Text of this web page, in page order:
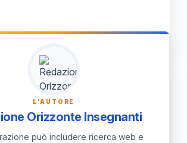
origini di Roma, riflettendo
come l'identità e il destino
un linguaggio sublime.
L'AUTORE
Orizzonte Insegnanti
può includere ricerca web e